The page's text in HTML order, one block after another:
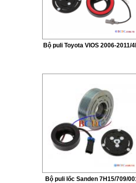
Bộ puli Toyota VIOS 2006-2011/
Bộ puli lốc Sanden 7H15/709/